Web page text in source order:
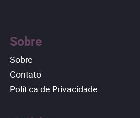
Sobre
Sobre
Contato
Política de Privacidade